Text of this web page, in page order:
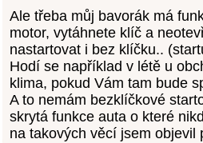
Ale třeba můj bavorák má
motor, vytáhnete klíč a
nastartovat i bez klíčku..
Hodí se například v létě u
klima, pokud Vám tam bude
A to nemám bezklíčkové
skrytá funkce auta o které
na takových věcí jsem objevil